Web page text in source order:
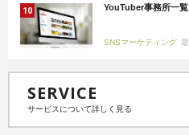
YouTuber事務所一
SNSマーケティング
SERVICE
サービスについて詳しく見る